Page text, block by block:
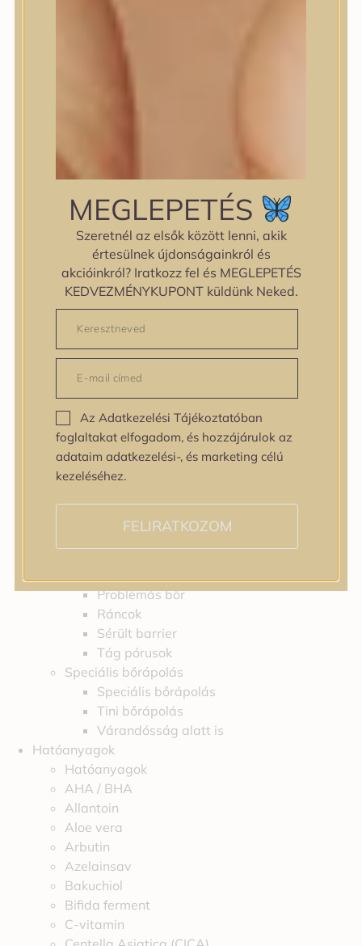
The Plant Base
YUNJAC
Bőrállapot
Bőrállapot
Bőrtípus
Bőrtípus
Kombinált
Száraz
Bőrprobléma
Bőrprobléma
Bőrpír
Dehidratált bőr
Egyenetlen bőrtextúra
Egyenetlen tónus
Érett bőr
Fakóság
Feszességvesztés
Problémás bőr
Ráncok
Sérült barrier
Tág pórusok
Speciális bőrápolás
Speciális bőrápolás
Tini bőrápolás
Várandósság alatt is
Hatóanyagok
Hatóanyagok
AHA / BHA
Allantoin
Aloe vera
Arbutin
Azelainsav
Bakuchiol
Bifida ferment
C-vitamin
MEGLEPETÉS
Szeretnél az elsők között lenni, akik
értesülnek újdonságainkról és
akcióinkról? Iratkozz fel és MEGLEPETÉS
KEDVEZMÉNYKUPONT küldünk Neked.
Az Adatkezelési Tájékoztatóban
foglaltakat elfogadom, és hozzájárulok az
adataim adatkezelési-, és marketing célú
kezeléséhez.
FELIRATKOZOM